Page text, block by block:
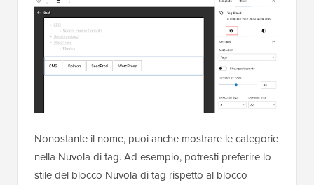
Nonostante il nome, puoi anche mostrare le categorie
nella Nuvola di tag. Ad esempio, potresti preferire lo
stile del blocco Nuvola di tag rispetto al blocco